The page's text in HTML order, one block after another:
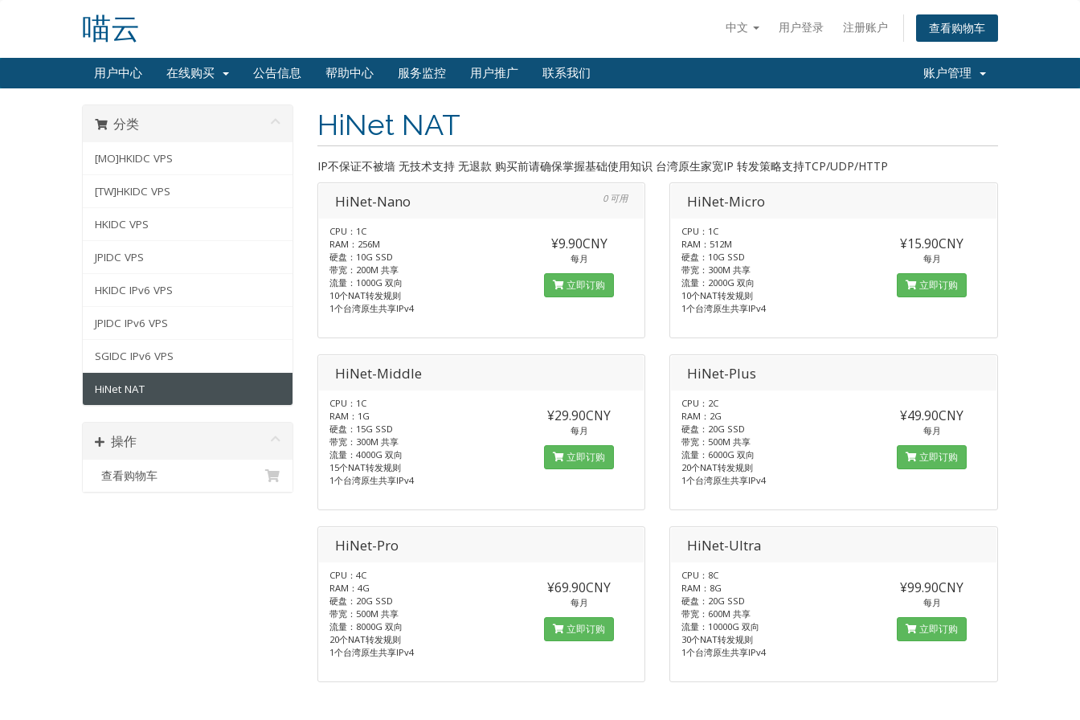
中文 用户登录 注册账户 查看购物车
喵云
用户中心 在线购买 公告信息 帮助中心 服务监控 用户推广 联系我们 账户管理
分类
[MO]HKIDC VPS
[TW]HKIDC VPS
HKIDC VPS
JPIDC VPS
HKIDC IPv6 VPS
JPIDC IPv6 VPS
SGIDC IPv6 VPS
HiNet NAT
操作
查看购物车
HiNet NAT
IP不保证不被墙 无技术支持 无退款 购买前请确保掌握基础使用知识 台湾原生家宽IP 转发策略支持TCP/UDP/HTTP
HiNet-Nano 0 可用
CPU：1C
RAM：256M
硬盘：10G SSD
带宽：200M 共享
流量：1000G 双向
10个NAT转发规则
1个台湾原生共享IPv4
¥9.90CNY
每月
立即订购
HiNet-Micro
CPU：1C
RAM：512M
硬盘：10G SSD
带宽：300M 共享
流量：2000G 双向
10个NAT转发规则
1个台湾原生共享IPv4
¥15.90CNY
每月
立即订购
HiNet-Middle
CPU：1C
RAM：1G
硬盘：15G SSD
带宽：300M 共享
流量：4000G 双向
15个NAT转发规则
1个台湾原生共享IPv4
¥29.90CNY
每月
立即订购
HiNet-Plus
CPU：2C
RAM：2G
硬盘：20G SSD
带宽：500M 共享
流量：6000G 双向
20个NAT转发规则
1个台湾原生共享IPv4
¥49.90CNY
每月
立即订购
HiNet-Pro
CPU：4C
RAM：4G
硬盘：20G SSD
带宽：500M 共享
流量：8000G 双向
20个NAT转发规则
1个台湾原生共享IPv4
¥69.90CNY
每月
立即订购
HiNet-Ultra
CPU：8C
RAM：8G
硬盘：20G SSD
带宽：600M 共享
流量：10000G 双向
30个NAT转发规则
1个台湾原生共享IPv4
¥99.90CNY
每月
立即订购